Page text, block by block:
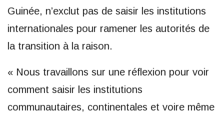
Guinée, n’exclut pas de saisir les institutions
internationales pour ramener les autorités de
la transition à la raison.
« Nous travaillons sur une réflexion pour voir
comment saisir les institutions
communautaires, continentales et voire même